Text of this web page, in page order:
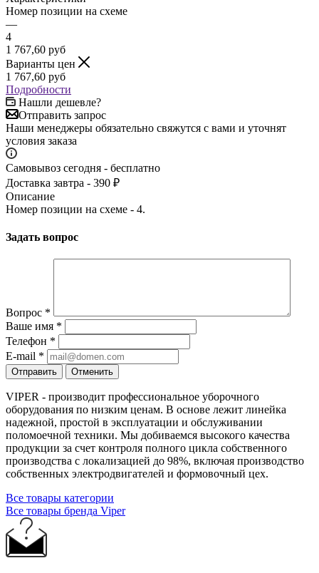
Номер позиции на схеме
—
4
1 767,60 руб
Варианты цен
1 767,60 руб
Подробности
Нашли дешевле?
Отправить запрос
Наши менеджеры обязательно свяжутся с вами и уточнят
условия заказа
Самовывоз сегодня - бесплатно
Доставка завтра - 390 ₽
Описание
Номер позиции на схеме - 4.
Задать вопрос
Вопрос *
Ваше имя *
Телефон *
E-mail *
Отправить Отменить
VIPER - производит профессиональное уборочного
оборудования по низким ценам. В основе лежит линейка
надежной, простой в эксплуатации и обслуживании
поломоечной техники. Мы добиваемся высокого качества
продукции за счет контроля полного цикла собственного
производства с локализацией до 98%, включая производство
собственных электродвигателей и формовочный цех.
Все товары категории
Все товары бренда Viper